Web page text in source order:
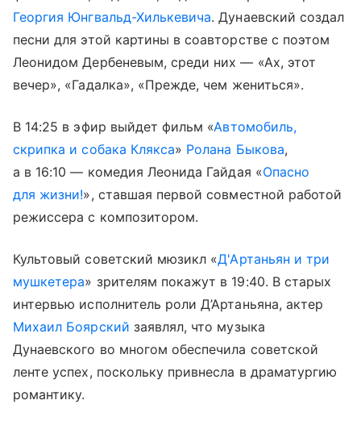
Георгия Юнгвальд-Хилькевича. Дунаевский создал
песни для этой картины в соавторстве с поэтом
Леонидом Дербеневым, среди них — «Ах, этот
вечер», «Гадалка», «Прежде, чем жениться».
В 14:25 в эфир выйдет фильм «Автомобиль,
скрипка и собака Клякса» Ролана Быкова,
а в 16:10 — комедия Леонида Гайдая «Опасно
для жизни!», ставшая первой совместной работой
режиссера с композитором.
Культовый советский мюзикл «Д'Артаньян и три
мушкетера» зрителям покажут в 19:40. В старых
интервью исполнитель роли Д’Артаньяна, актер
Михаил Боярский заявлял, что музыка
Дунаевского во многом обеспечила советской
ленте успех, поскольку привнесла в драматургию
романтику.